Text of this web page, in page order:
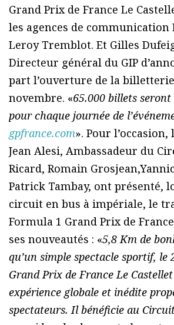
Grand Prix de France Le
les agences de communication
Leroy Tremblot. Et Gilles
Directeur général du GIP
part l’ouverture de la
novembre. «65.000 billets
pour chaque journée de
gpfrance.com». Pour
Jean Alesi, Ambassadeur du
Ricard, Romain
Patrick Tambay, ont présenté,
circuit en bus à impériale, le
Formula 1 Grand Prix de
ses nouveautés : «5,8 Km de
qu’un simple spectacle sportif, le
Grand Prix de France Le
expérience globale et inédite
spectateurs. Il bénéficie au